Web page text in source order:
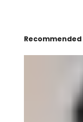
Recommended